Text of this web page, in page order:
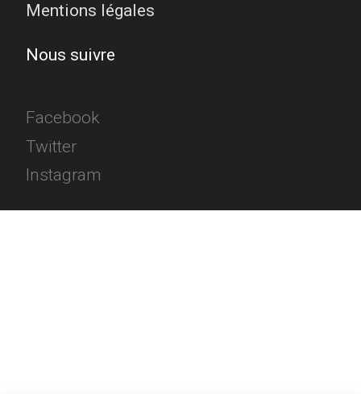
Mentions légales
Nous suivre
Facebook
Twitter
Instagram